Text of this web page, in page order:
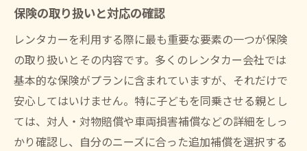
保険の取り扱いと対応の確認
レンタカーを利用する際に最も重要な要素の一つが保険
の取り扱いとその内容です。多くのレンタカー会社では
基本的な保険がプランに含まれていますが、それだけで
安心してはいけません。特に子どもを同乗させる親とし
ては、対人・対物賠償や車両損害補償などの詳細をしっ
かり確認し、自分のニーズに合った追加補償を選択する